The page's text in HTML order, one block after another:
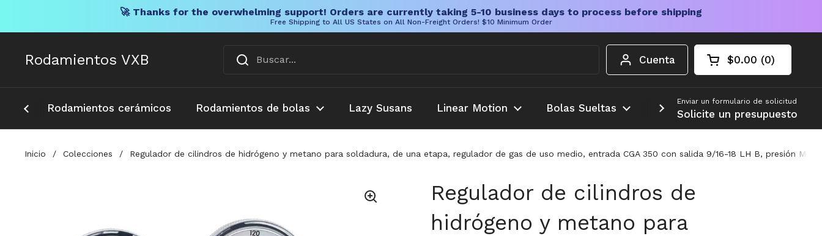
🚀 Thanks for the overwhelming support! Orders are currently taking 5-10 business days to process before shipping
Free Shipping to All US States on All Non-Freight Orders! $10 Minimum Order
Rodamientos VXB Cuenta Carrito abierto
Total de la cesta:
$0.00 0
productos en su
Rodamientos cerámicos Rodamientos de bolas Lazy Susans Linear Motion Bolas Sueltas Más
Enviar un formulario de solicitud
Solicite un presupuesto
Inicio / Colecciones / Regulador de cilindros de hidrógeno y metano para soldadura, de una etapa, regulador de gas de uso medio, entrada CGA 350 con salida 9/16-18 LH B, presión
Regulador de cilindros de
hidrógeno y metano para